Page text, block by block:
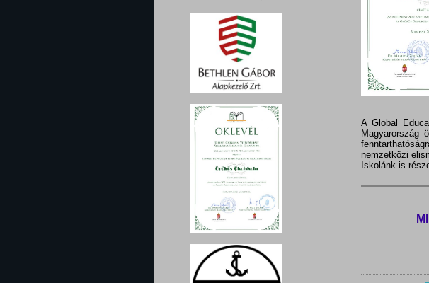
A Global
Magyarország
nemzetközi
Iskolánk is